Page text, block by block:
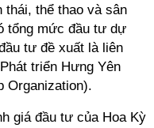
thái, thể thao và sân
tổng mức đầu tư dự
tư đề xuất là liên
triển Hưng Yên
Organization).
giá đầu tư của Hoa Kỳ